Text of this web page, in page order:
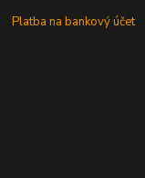
Platba na bankový účet